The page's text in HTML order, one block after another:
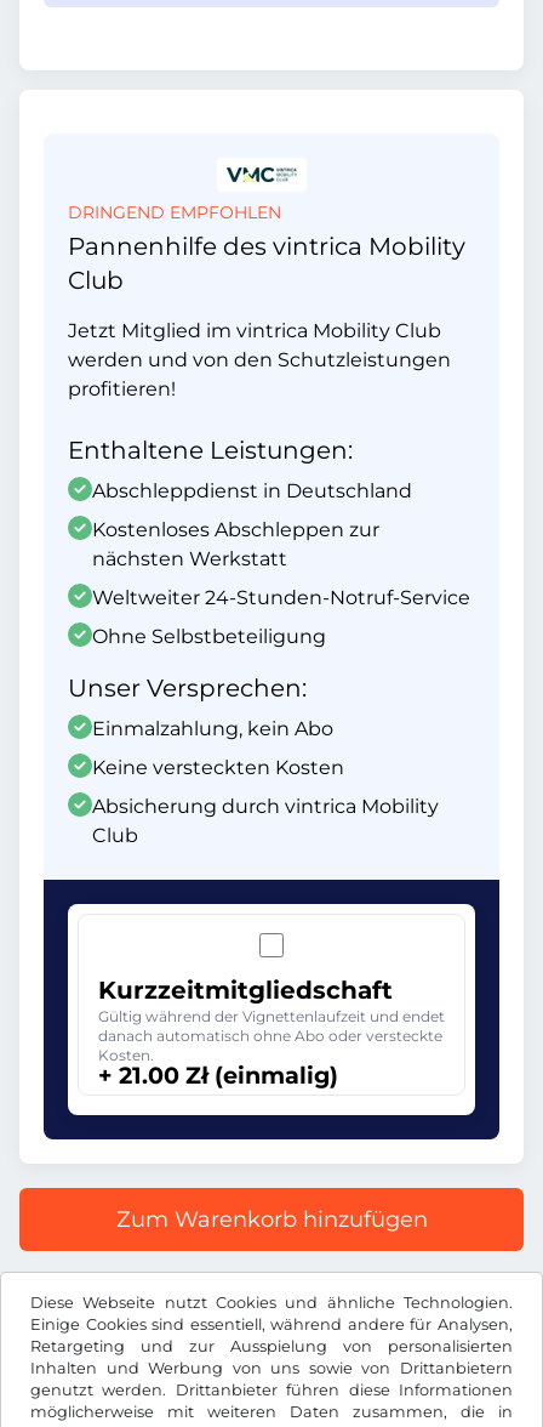
Diese Webseite nutzt Cookies und ähnliche Technologien.
Einige Cookies sind essentiell, während andere für Analysen,
Retargeting und zur Ausspielung von personalisierten
Inhalten und Werbung von uns sowie von Drittanbietern
genutzt werden. Drittanbieter führen diese Informationen
möglicherweise mit weiteren Daten zusammen, die in
DRINGEND EMPFOHLEN
Pannenhilfe des vintrica Mobility
Club
Jetzt Mitglied im vintrica Mobility Club
werden und von den Schutzleistungen
profitieren!
Enthaltene Leistungen:
Abschleppdienst in Deutschland
Kostenloses Abschleppen zur
nächsten Werkstatt
Weltweiter 24-Stunden-Notruf-Service
Ohne Selbstbeteiligung
Unser Versprechen:
Einmalzahlung, kein Abo
Keine versteckten Kosten
Absicherung durch vintrica Mobility
Club
Kurzzeitmitgliedschaft
Gültig während der Vignettenlaufzeit und endet
danach automatisch ohne Abo oder versteckte
Kosten.
+ 21.00 Zł (einmalig)
Zum Warenkorb hinzufügen
Alle Preise inkl. gesetzlicher MwSt.
ZłPLN